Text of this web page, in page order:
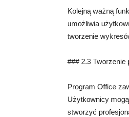
Kolejną ważną
umożliwia
tworzenie
### 2.3 Tworzenie
Program Office
Użytkownicy
stworzyć